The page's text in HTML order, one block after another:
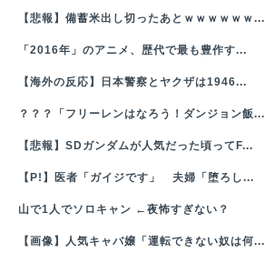
【悲報】備蓄米出し切ったあとｗｗｗｗｗｗ...
「2016年」のアニメ、歴代で最も豊作す...
【海外の反応】日本警察とヤクザは1946...
？？？「フリーレンはなろう！ダンジョン飯...
【悲報】SDガンダムが人気だった頃ってF...
【P!】医者「ガイジです」 夫婦「堕ろし...
山で1人でソロキャン ←夜怖すぎない？
【画像】人気キャバ嬢「運転できない奴は何...